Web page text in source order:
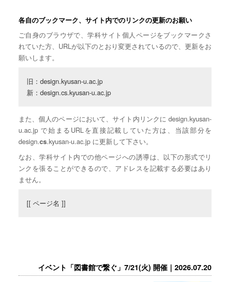
各自のブックマーク、サイト内でのリンクの更新のお願い
ご自身のブラウザで、学科サイト個人ページをブックマークさ
れていた方、URLが以下のとおり変更されているので、更新をお
願いします。
旧：design.kyusan-u.ac.jp
新：design.cs.kyusan-u.ac.jp
また、個人のページにおいて、サイト内リンクに design.kyusan-
u.ac.jp で始まるURLを直接記載していた方は、当該部分を
design.cs.kyusan-u.ac.jp に更新して下さい。
なお、学科サイト内での他ページへの誘導は、以下の形式でリ
ンクを張ることができるので、アドレスを記載する必要はあり
ません。
[[ ページ名 ]]
イベント「図書館で繋ぐ」7/21(火) 開催｜2026.07.20